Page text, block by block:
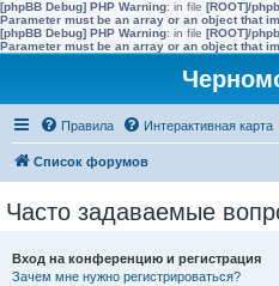
[phpBB Debug] PHP Warning: in file [ROOT]/
Parameter must be an array or an object that
[phpBB Debug] PHP Warning: in file [ROOT]/
Parameter must be an array or an object that
Правила Интерактивная карта
Список форумов
Часто задаваемые
Вход на конференцию и регистрация
Зачем мне нужно регистрироваться?